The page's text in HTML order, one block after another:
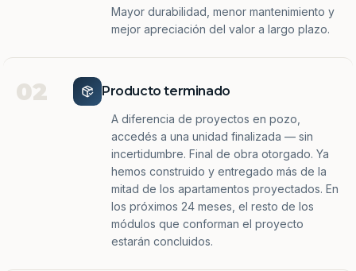
Mayor durabilidad, menor mantenimiento y
mejor apreciación del valor a largo plazo.
02 Producto terminado
A diferencia de proyectos en pozo,
accedés a una unidad finalizada — sin
incertidumbre. Final de obra otorgado. Ya
hemos construido y entregado más de la
mitad de los apartamentos proyectados. En
los próximos 24 meses, el resto de los
módulos que conforman el proyecto
estarán concluidos.